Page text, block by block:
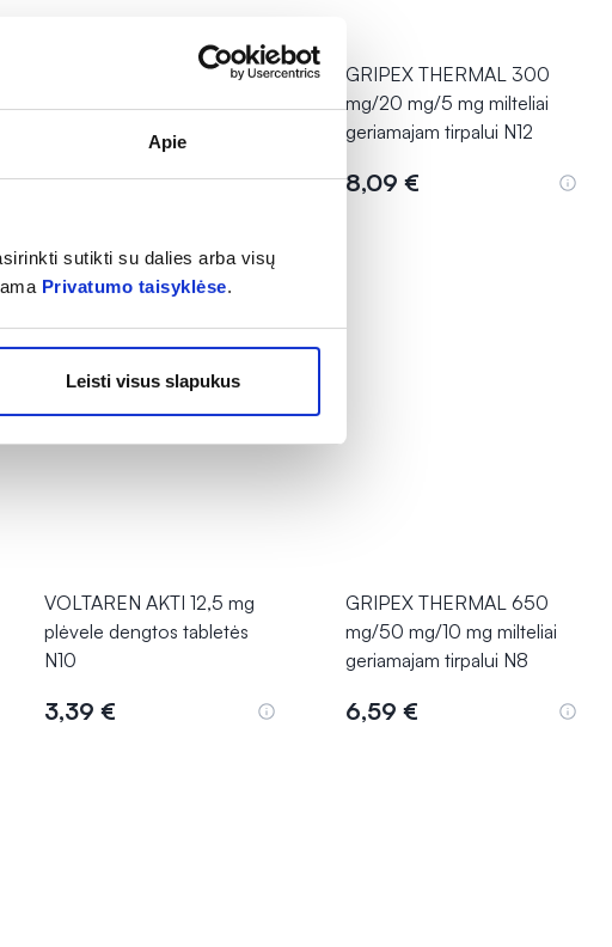
Apie
sutikti su dalies arba visų
Privatumo taisyklėse.
Leisti visus slapukus
AFLUBIN tabletės N48
8,09 €
GRIPEX THERMAL 300
mg/20 mg/5 mg milteliai
geriamajam tirpalui N12
8,09 €
VOLTAREN AKTI 12,5 mg
plėvele dengtos tabletės
N10
3,39 €
GRIPEX THERMAL 650
mg/50 mg/10 mg milteliai
geriamajam tirpalui N8
6,59 €